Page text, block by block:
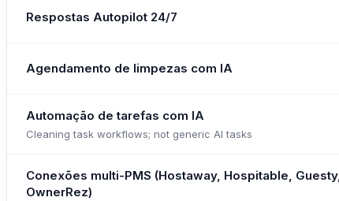
Respostas Autopilot 24/7
Agendamento de limpezas com IA
Automação de tarefas com IA
Cleaning task workflows; not generic AI tasks
Conexões multi-PMS (Hostaway, Hospitable, Guesty,
OwnerRez)